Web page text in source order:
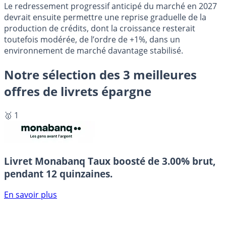
Le redressement progressif anticipé du marché en 2027
devrait ensuite permettre une reprise graduelle de la
production de crédits, dont la croissance resterait
toutefois modérée, de l’ordre de +1%, dans un
environnement de marché davantage stabilisé.
Notre sélection des 3 meilleures
offres de livrets épargne
🥇 1
Livret Monabanq Taux boosté de 3.00% brut,
pendant 12 quinzaines.
En savoir plus